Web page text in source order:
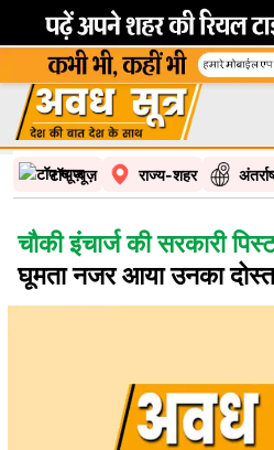
टॉप न्यूज़ राज्य-शहर
चौकी इंचार्ज की सरकारी
घूमता नजर आया उनका दोस्त